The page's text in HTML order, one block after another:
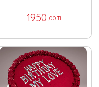
1950 ,00 TL